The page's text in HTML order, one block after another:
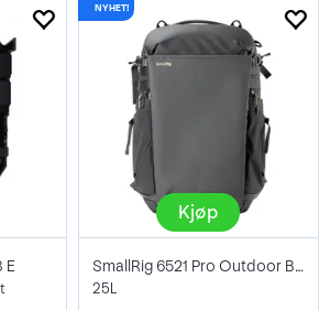
E
Kjøp
SmallRig 6521 Pro Outdoor Backpack
25L